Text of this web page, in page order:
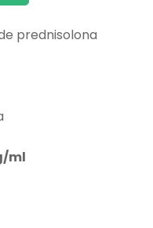
prednisolona
ml